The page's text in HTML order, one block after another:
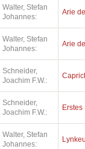
Walter, Stefan
Johannes:
Arie
Walter, Stefan
Johannes:
Arie
Schneider,
Joachim F.W.:
Schneider,
Joachim F.W.:
Walter, Stefan
Johannes: